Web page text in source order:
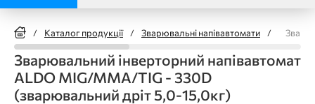
/ Каталог продукції / Зварювальні напівавтомати /
Зварювальний інверторний напівавтомат
ALDO MIG/MMA/TIG - 330D
(зварювальний дріт 5,0-15,0кг)